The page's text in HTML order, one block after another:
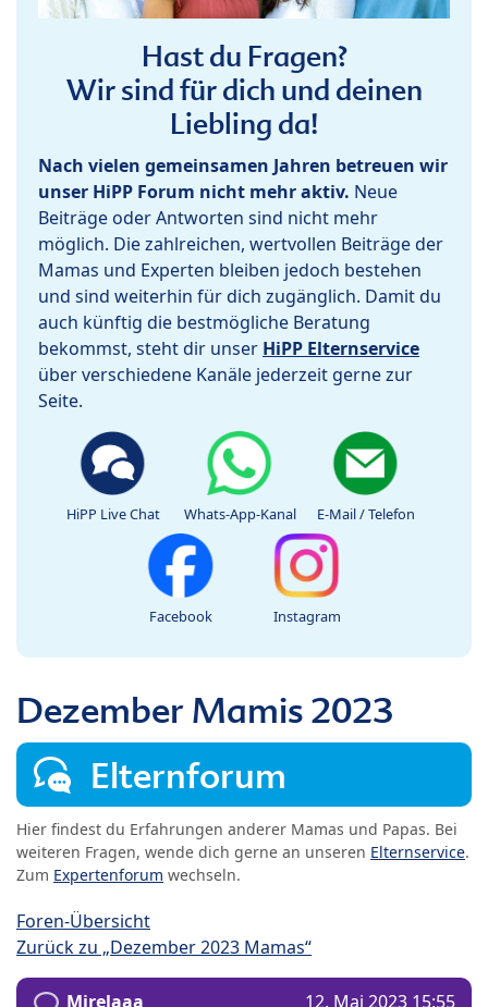
Hast du Fragen?
Wir sind für dich und deinen
Liebling da!
Nach vielen gemeinsamen Jahren betreuen wir
unser HiPP Forum nicht mehr aktiv. Neue
Beiträge oder Antworten sind nicht mehr
möglich. Die zahlreichen, wertvollen Beiträge der
Mamas und Experten bleiben jedoch bestehen
und sind weiterhin für dich zugänglich. Damit du
auch künftig die bestmögliche Beratung
bekommst, steht dir unser HiPP Elternservice
über verschiedene Kanäle jederzeit gerne zur
Seite.
HiPP Live Chat Whats-App-Kanal E-Mail / Telefon
Facebook Instagram
Dezember Mamis 2023
Elternforum
Hier findest du Erfahrungen anderer Mamas und Papas. Bei
weiteren Fragen, wende dich gerne an unseren Elternservice.
Zum Expertenforum wechseln.
Foren-Übersicht
Zurück zu „Dezember 2023 Mamas“
Mirelaaa 12. Mai 2023 15:55